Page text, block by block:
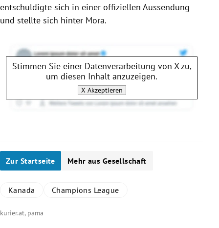
entschuldigte sich in einer offiziellen Aussendung
und stellte sich hinter Mora.
Stimmen Sie einer Datenverarbeitung von Xzu,
um diesen Inhalt anzuzeigen.
X Akzeptieren
Zur Startseite Mehr aus Gesellschaft
Kanada Champions League
kurier.at, pama